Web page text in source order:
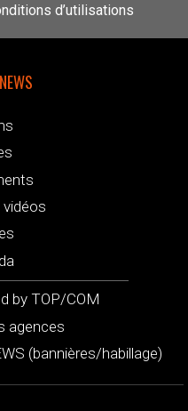
d’utilisations
NEWS
by TOP/COM
agences
(bannières/habillage)